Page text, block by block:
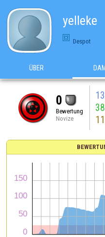
yelleke
Despot
ÜBER
0
Bewertung
Novize